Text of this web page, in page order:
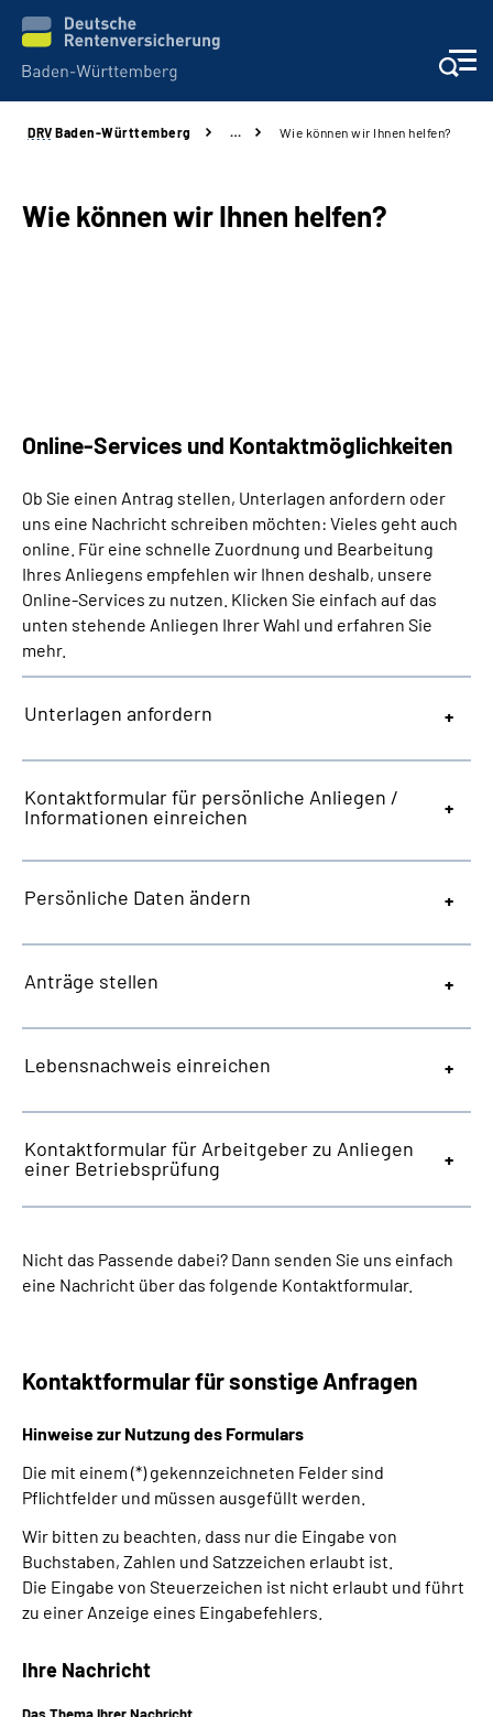
Beratung und Kontakt
Kunden
Über uns
Inhalte in Gebärdensprache (DGS)
Leichte Sprache
Suche
Mein Kundenportal
DRV Baden-Württemberg … Wie können wir Ihnen helfen?
Wie können wir Ihnen helfen?
Online-Services und Kontaktmöglichkeiten
Ob Sie einen Antrag stellen, Unterlagen anfordern oder
uns eine Nachricht schreiben möchten: Vieles geht auch
online. Für eine schnelle Zuordnung und Bearbeitung
Ihres Anliegens empfehlen wir Ihnen deshalb, unsere
Online-Services zu nutzen. Klicken Sie einfach auf das
unten stehende Anliegen Ihrer Wahl und erfahren Sie
mehr.
Unterlagen anfordern
Kontaktformular für persönliche Anliegen /
Informationen einreichen
Persönliche Daten ändern
Anträge stellen
Lebensnachweis einreichen
Kontaktformular für Arbeitgeber zu Anliegen
einer Betriebsprüfung
Nicht das Passende dabei? Dann senden Sie uns einfach
eine Nachricht über das folgende Kontaktformular.
Kontaktformular für sonstige Anfragen
Hinweise zur Nutzung des Formulars
Die mit einem (*) gekennzeichneten Felder sind
Pflichtfelder und müssen ausgefüllt werden.
Wir bitten zu beachten, dass nur die Eingabe von
Buchstaben, Zahlen und Satzzeichen erlaubt ist.
Die Eingabe von Steuerzeichen ist nicht erlaubt und führt
zu einer Anzeige eines Eingabefehlers.
Ihre Nachricht